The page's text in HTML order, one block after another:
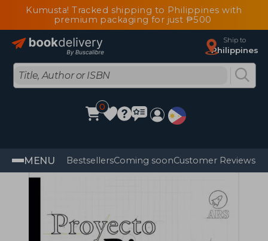
Kumusta! Tracked shipping to Philippines with
premium packaging for just ₱500
Ship to
Philippines
0
MENU BestsellersComing soonCustomer Reviews